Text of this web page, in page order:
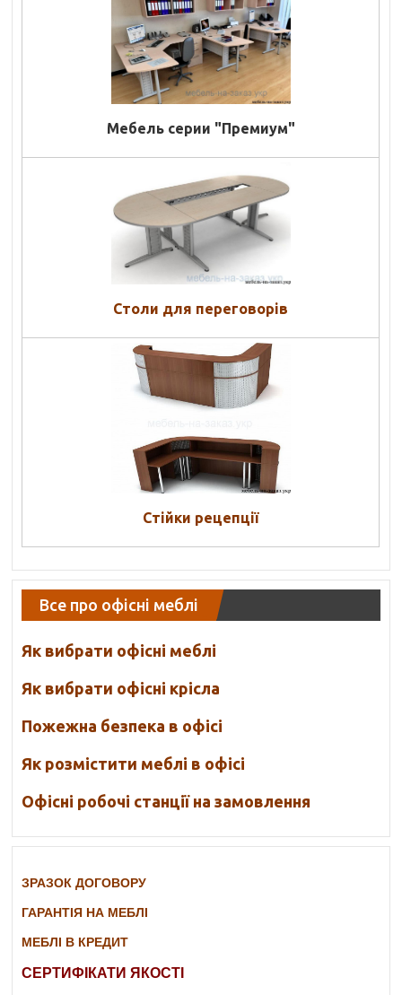
Мебель серии "Премиум"
Столи для переговорів
Стійки рецепції
Все про офісні меблі
Як вибрати офісні меблі
Як вибрати офісні крісла
Пожежна безпека в офісі
Як розмістити меблі в офісі
Офісні робочі станції на замовлення
ЗРАЗОК ДОГОВОРУ
ГАРАНТІЯ НА МЕБЛІ
МЕБЛІ В КРЕДИТ
СЕРТИФІКАТИ ЯКОСТІ